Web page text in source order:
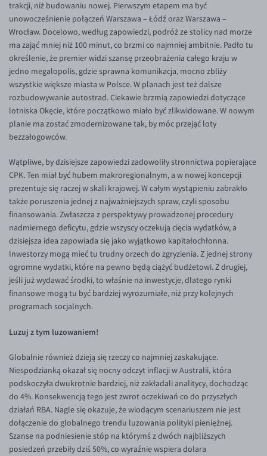
NZD/PLN
RON/PLN
SGD/PLN
TRY/PLN
ZAR/PLN
EUR/USD
EUR/GBP
EUR/CZK
EUR/DKK
EUR/NOK
EUR/SEK
EUR/AUD
EUR/BGN
EUR/CAD
EUR/CNY
EUR/ILS
EUR/JPY
EUR/NZD
EUR/RON
EUR/SGD
Słowniczek
trakcji, niż budowaniu nowej. Pierwszym etapem ma być
unowocześnienie połączeń Warszawa – Łódź oraz Warszawa –
Wrocław. Docelowo, według zapowiedzi, podróż ze stolicy nad morze
ma zająć mniej niż 100 minut, co brzmi co najmniej ambitnie. Padło tu
określenie, że premier widzi szansę przeobrażenia całego kraju w
jedno megalopolis, gdzie sprawna komunikacja, mocno zbliży
wszystkie większe miasta w Polsce. W planach jest też dalsze
rozbudowywanie autostrad. Ciekawie brzmią zapowiedzi dotyczące
lotniska Okęcie, które początkowo miało być zlikwidowane. W nowym
planie ma zostać zmodernizowane tak, by móc przejąć loty
bezzałogowców.
Wątpliwe, by dzisiejsze zapowiedzi zadowoliły stronnictwa popierające
CPK. Ten miał być hubem makroregionalnym, a w nowej koncepcji
prezentuje się raczej w skali krajowej. W całym wystąpieniu zabrakło
także poruszenia jednej z najważniejszych spraw, czyli sposobu
finansowania. Zwłaszcza z perspektywy prowadzonej procedury
nadmiernego deficytu, gdzie wszyscy oczekują cięcia wydatków, a
dzisiejsza idea zapowiada się jako wyjątkowo kapitałochłonna.
Inwestorzy mogą mieć tu trudny orzech do zgryzienia. Z jednej strony
ogromne wydatki, które na pewno będą ciążyć budżetowi. Z drugiej,
jeśli już wydawać środki, to właśnie na inwestycje, dlatego rynki
finansowe mogą tu być bardziej wyrozumiałe, niż przy kolejnych
programach socjalnych.
Luzuj z tym luzowaniem!
Globalnie również dzieją się rzeczy co najmniej zaskakujące.
Niespodzianką okazał się nocny odczyt inflacji w Australii, która
podskoczyła dwukrotnie bardziej, niż zakładali analitycy, dochodząc
do 4%. Konsekwencją tego jest zwrot oczekiwań co do przyszłych
działań RBA. Nagle się okazuje, że wiodącym scenariuszem nie jest
dołączenie do globalnego trendu luzowania polityki pieniężnej.
Szanse na podniesienie stóp na którymś z dwóch najbliższych
posiedzeń przebiły dziś 50%, co wyraźnie wspiera dolara